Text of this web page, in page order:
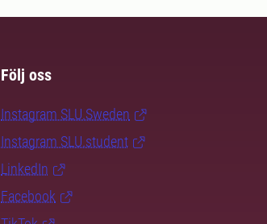
Följ oss
Instagram SLU.Sweden
Instagram SLU.student
LinkedIn
Facebook